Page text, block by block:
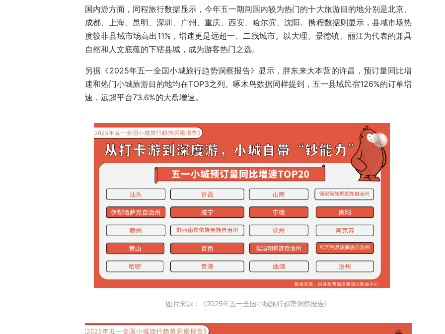
国内游方面，同程旅行数据显示，今年五一期间国内较为热门的十大旅游目的地分别是北京、
成都、上海、昆明、深圳、广州、重庆、西安、哈尔滨、沈阳。携程数据则显示，县域市场热
度较非县域市场高出11%，增速更是远超一、二线城市。以大理、景德镇、丽江为代表的兼具
自然和人文底蕴的下辖县城，成为游客热门之选。
另据《2025年五一全国小城旅行趋势洞察报告》显示，胖东来大本营的许昌，预订量同比增
速和热门小城旅游目的地均在TOP3之列。啄木鸟数据同样提到，五一县域民宿126%的订单增
速，远超平台73.6%的大盘增速。
图片来源：《2025年五一全国小城旅行趋势洞察报告》